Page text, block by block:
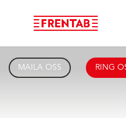
MAILA OSS RING